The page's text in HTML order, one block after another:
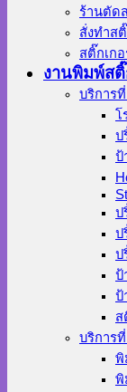
ร้านตัด
สั่งทําส
สติ๊กเก
งานพิมพ์สติ๊
บริการที่
โ
ป
ป้
ป
ป
ป
ป้
ป้
ส
บริการ
พิ
พิ